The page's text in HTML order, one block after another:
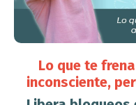
Lo que te
inconsciente,